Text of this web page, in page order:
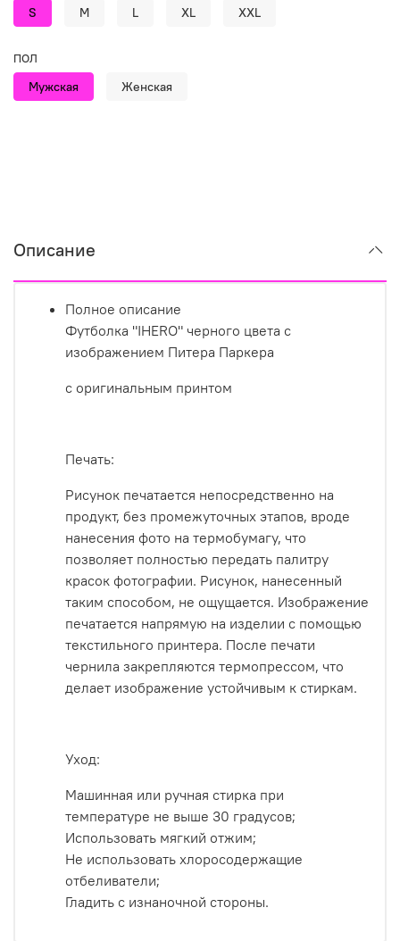
S M L XL XXL
ПОЛ
Мужская Женская
Описание
Полное описание
Футболка "IHERO" черного цвета с
изображением Питера Паркера
с оригинальным принтом
Печать:
Рисунок печатается непосредственно на
продукт, без промежуточных этапов, вроде
нанесения фото на термобумагу, что
позволяет полностью передать палитру
красок фотографии. Рисунок, нанесенный
таким способом, не ощущается. Изображение
печатается напрямую на изделии с помощью
текстильного принтера. После печати
чернила закрепляются термопрессом, что
делает изображение устойчивым к стиркам.
Уход:
Машинная или ручная стирка при
температуре не выше 30 градусов;
Использовать мягкий отжим;
Не использовать хлоросодержащие
отбеливатели;
Гладить с изнаночной стороны.